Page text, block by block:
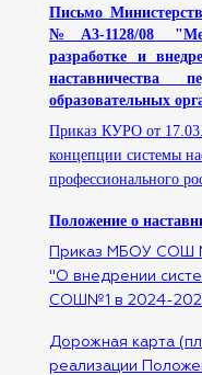
Письмо
№А3-1128/08
разработке и
наставничества
образовательных
Приказ КУРО от
концепции системы
профессионального
Положение о
Приказ МБОУ СОШ
"О внедрении
СОШ№1 в 2024-
Дорожная карта
реализации